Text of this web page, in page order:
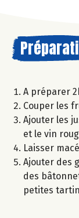
A préparer
Couper les
Ajouter les
et le vin
Laisser
Ajouter des
des
petites